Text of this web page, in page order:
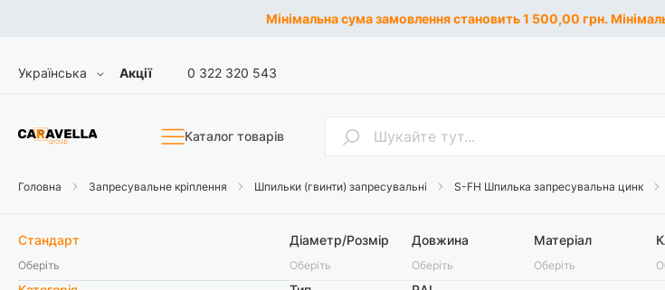
Мінімальна сума замовлення становить 1 500,00 грн.
Skip
Мова
Українська Акції 0 322 320 543
Каталог товарів Пошук
Головна Запресувальне кріплення Шпильки (гвинти) запресувальні S-FH Шпилька запресувальна цинк
Стандарт
Оберіть
Діаметр/Розмір
Оберіть
Довжина
Оберіть
Матеріал
Оберіть